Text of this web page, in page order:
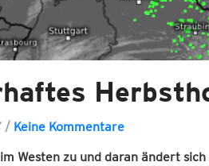
/ Keine Kommentare
Westen zu und daran ändert